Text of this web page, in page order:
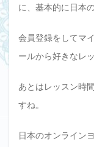
に、基本的に日本
会員登録をしてマ
ールから好きなレ
あとはレッスン時
すね。
日本のオンライン